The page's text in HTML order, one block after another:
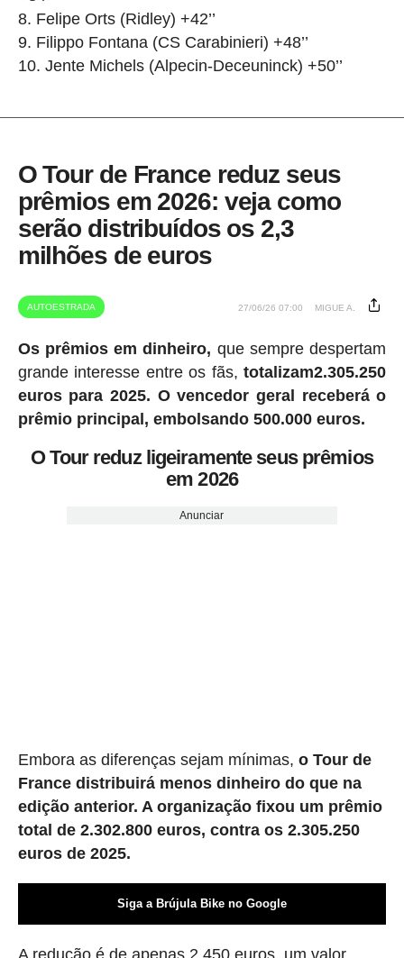
Felipe Orts (Ridley) +42’’
Filippo Fontana (CS Carabinieri) +48’’
Jente Michels (Alpecin-Deceuninck) +50’’
O Tour de France reduz seus
prêmios em 2026: veja como
serão distribuídos os 2,3
milhões de euros
AUTOESTRADA 27/06/26 07:00 MIGUE A.
Os prêmios em dinheiro, que sempre despertam
grande interesse entre os fãs,totalizam2.305.250
euros para 2025. O vencedor geral receberá o
prêmio principal, embolsando 500.000 euros.
O Tour reduz ligeiramente seus prêmios
em 2026
Anunciar
Embora as diferenças sejam mínimas, o Tour de
France distribuirá menos dinheiro do que na
edição anterior. A organização fixou um prêmio
total de 2.302.800 euros, contra os 2.305.250
euros de 2025.
Siga a Brújula Bike no Google